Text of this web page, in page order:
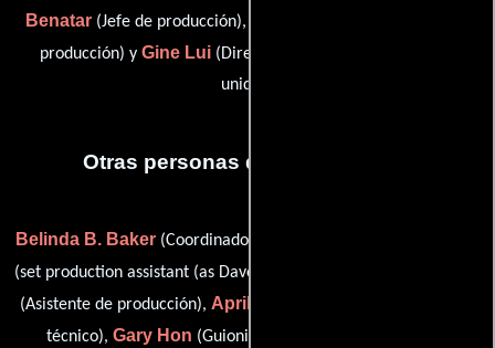
Benatar(Jefe de producción),
producción) y Gine Lui (Director de producción: segunda
unidad)
Otras personas que participaron
Belinda B. Baker (Coordinador de produccion),
(set production assistant (as Dave Curtis)),
(Asistente de producción), April H. Grantham
técnico), Gary Hon (Guionista supervisor),